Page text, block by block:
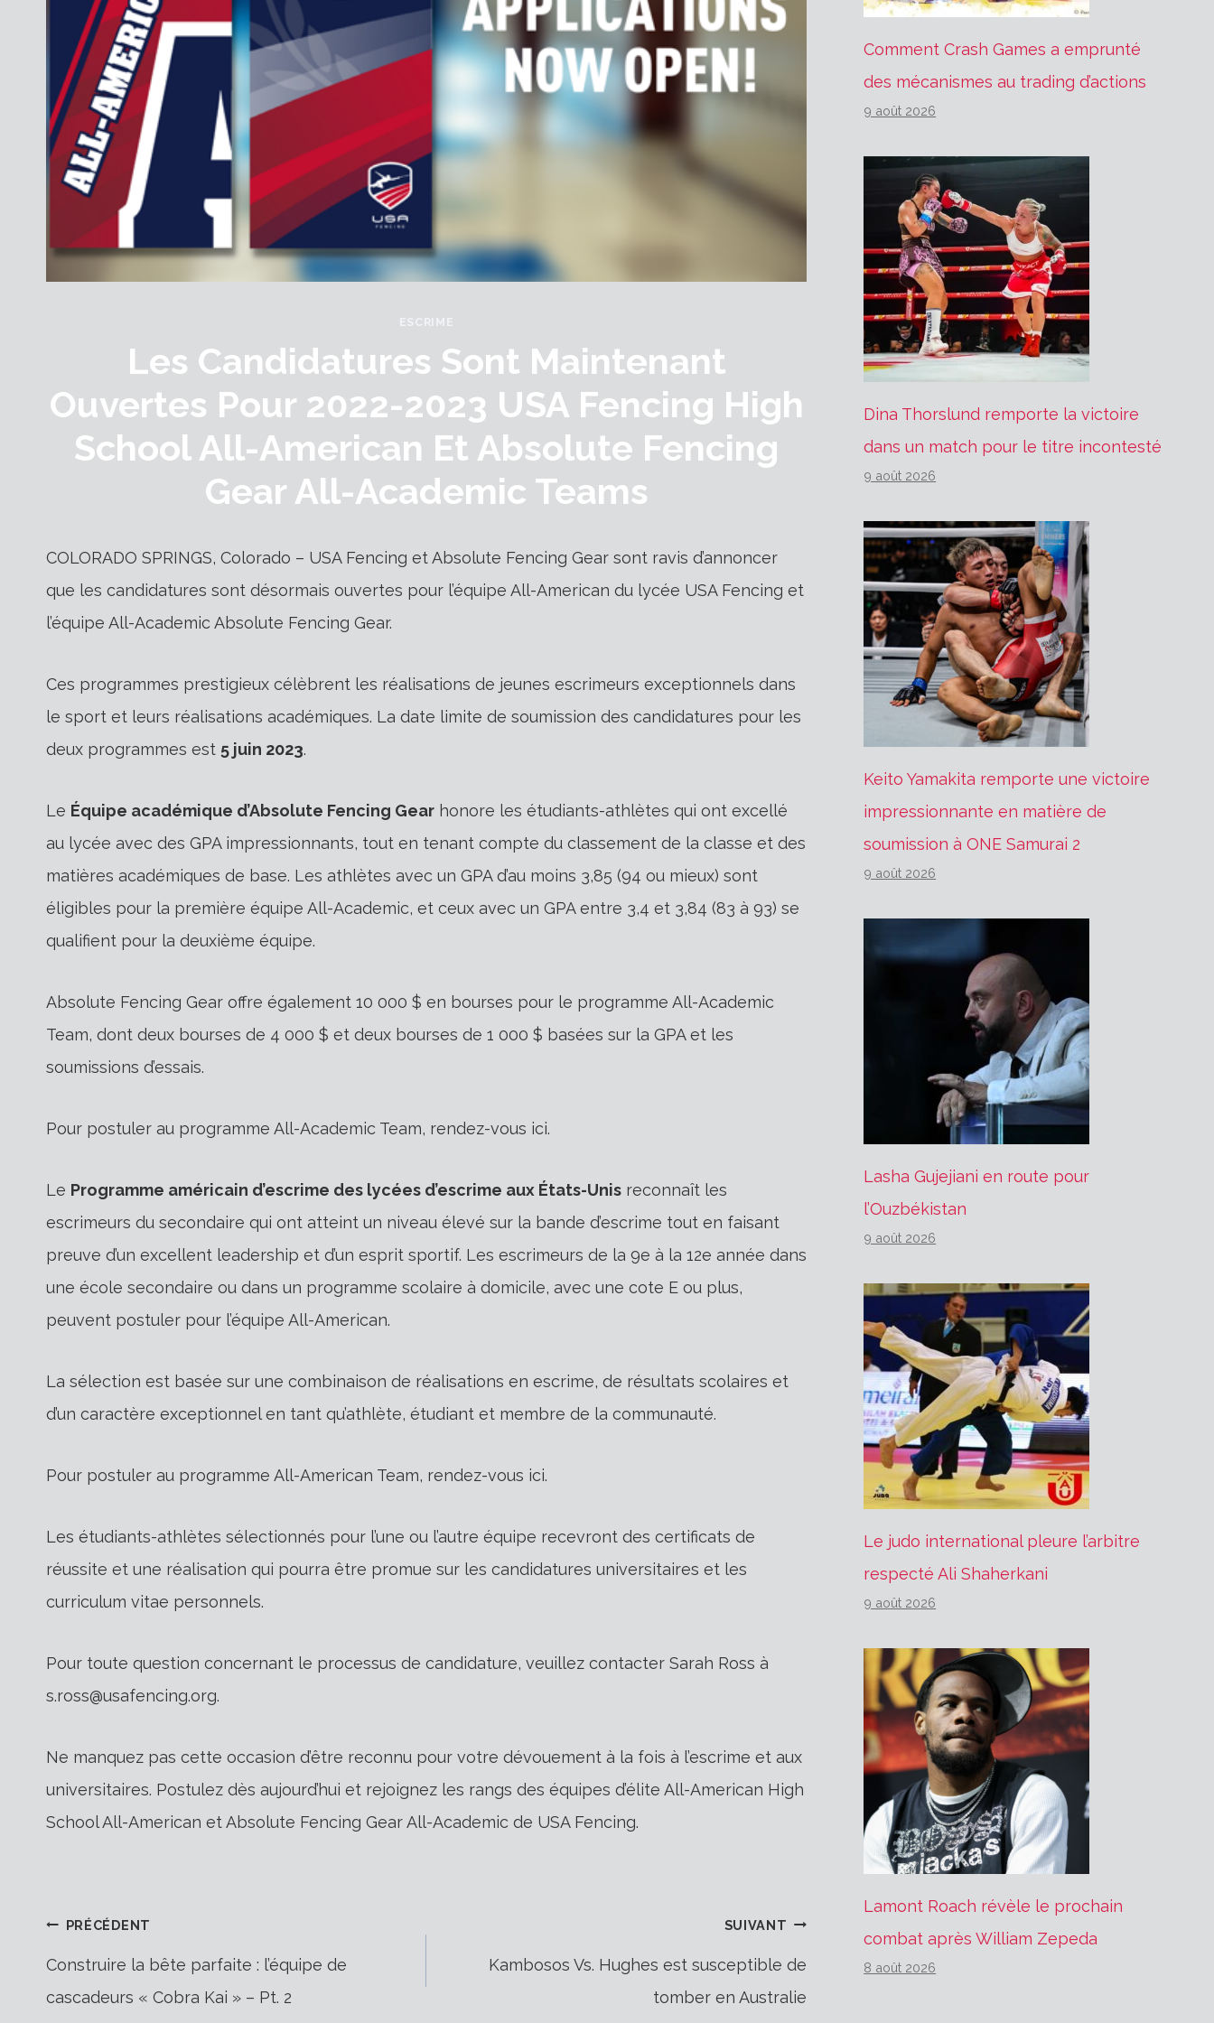
ESCRIME
Les Candidatures Sont Maintenant
Ouvertes Pour 2022-2023 USA Fencing High
School All-American Et Absolute Fencing
Gear All-Academic Teams
COLORADO SPRINGS, Colorado – USA Fencing et Absolute Fencing Gear sont ravis d’annoncer
que les candidatures sont désormais ouvertes pour l’équipe All-American du lycée USA Fencing et
l’équipe All-Academic Absolute Fencing Gear.
Ces programmes prestigieux célèbrent les réalisations de jeunes escrimeurs exceptionnels dans
le sport et leurs réalisations académiques. La date limite de soumission des candidatures pour les
deux programmes est 5 juin 2023.
Le Équipe académique d’Absolute Fencing Gear honore les étudiants-athlètes qui ont excellé
au lycée avec des GPA impressionnants, tout en tenant compte du classement de la classe et des
matières académiques de base. Les athlètes avec un GPA d’au moins 3,85 (94 ou mieux) sont
éligibles pour la première équipe All-Academic, et ceux avec un GPA entre 3,4 et 3,84 (83 à 93) se
qualifient pour la deuxième équipe.
Absolute Fencing Gear offre également 10 000 $ en bourses pour le programme All-Academic
Team, dont deux bourses de 4 000 $ et deux bourses de 1 000 $ basées sur la GPA et les
soumissions d’essais.
Pour postuler au programme All-Academic Team, rendez-vous ici.
Le Programme américain d’escrime des lycées d’escrime aux États-Unis reconnaît les
escrimeurs du secondaire qui ont atteint un niveau élevé sur la bande d’escrime tout en faisant
preuve d’un excellent leadership et d’un esprit sportif. Les escrimeurs de la 9e à la 12e année dans
une école secondaire ou dans un programme scolaire à domicile, avec une cote E ou plus,
peuvent postuler pour l’équipe All-American.
La sélection est basée sur une combinaison de réalisations en escrime, de résultats scolaires et
d’un caractère exceptionnel en tant qu’athlète, étudiant et membre de la communauté.
Pour postuler au programme All-American Team, rendez-vous ici.
Les étudiants-athlètes sélectionnés pour l’une ou l’autre équipe recevront des certificats de
réussite et une réalisation qui pourra être promue sur les candidatures universitaires et les
curriculum vitae personnels.
Pour toute question concernant le processus de candidature, veuillez contacter Sarah Ross à
s.ross@usafencing.org.
Ne manquez pas cette occasion d’être reconnu pour votre dévouement à la fois à l’escrime et aux
universitaires. Postulez dès aujourd’hui et rejoignez les rangs des équipes d’élite All-American High
School All-American et Absolute Fencing Gear All-Academic de USA Fencing.
Navigation
PRÉCÉDENT
Construire la bête parfaite : l’équipe de
cascadeurs « Cobra Kai » – Pt. 2
SUIVANT
Kambosos Vs. Hughes est susceptible de
tomber en Australie
Comment Crash Games a emprunté
des mécanismes au trading d’actions
9 août 2026
Dina Thorslund remporte la victoire
dans un match pour le titre incontesté
9 août 2026
Keito Yamakita remporte une victoire
impressionnante en matière de
soumission à ONE Samurai 2
9 août 2026
Lasha Gujejiani en route pour
l’Ouzbékistan
9 août 2026
Le judo international pleure l’arbitre
respecté Ali Shaherkani
9 août 2026
Lamont Roach révèle le prochain
combat après William Zepeda
8 août 2026